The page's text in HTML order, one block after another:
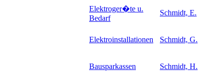
Elektroger�te u.
Bedarf
Schmidt, E.
Elektroinstallationen Schmidt, G.
Bausparkassen Schmidt, H.